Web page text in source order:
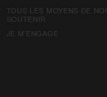
TOUS LES MOYENS DE
SOUTENIR
JE M’ENGAGE